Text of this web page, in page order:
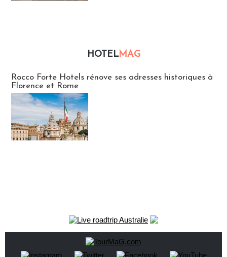
HOTELMAG
Rocco Forte Hotels rénove ses adresses historiques à
Florence et Rome